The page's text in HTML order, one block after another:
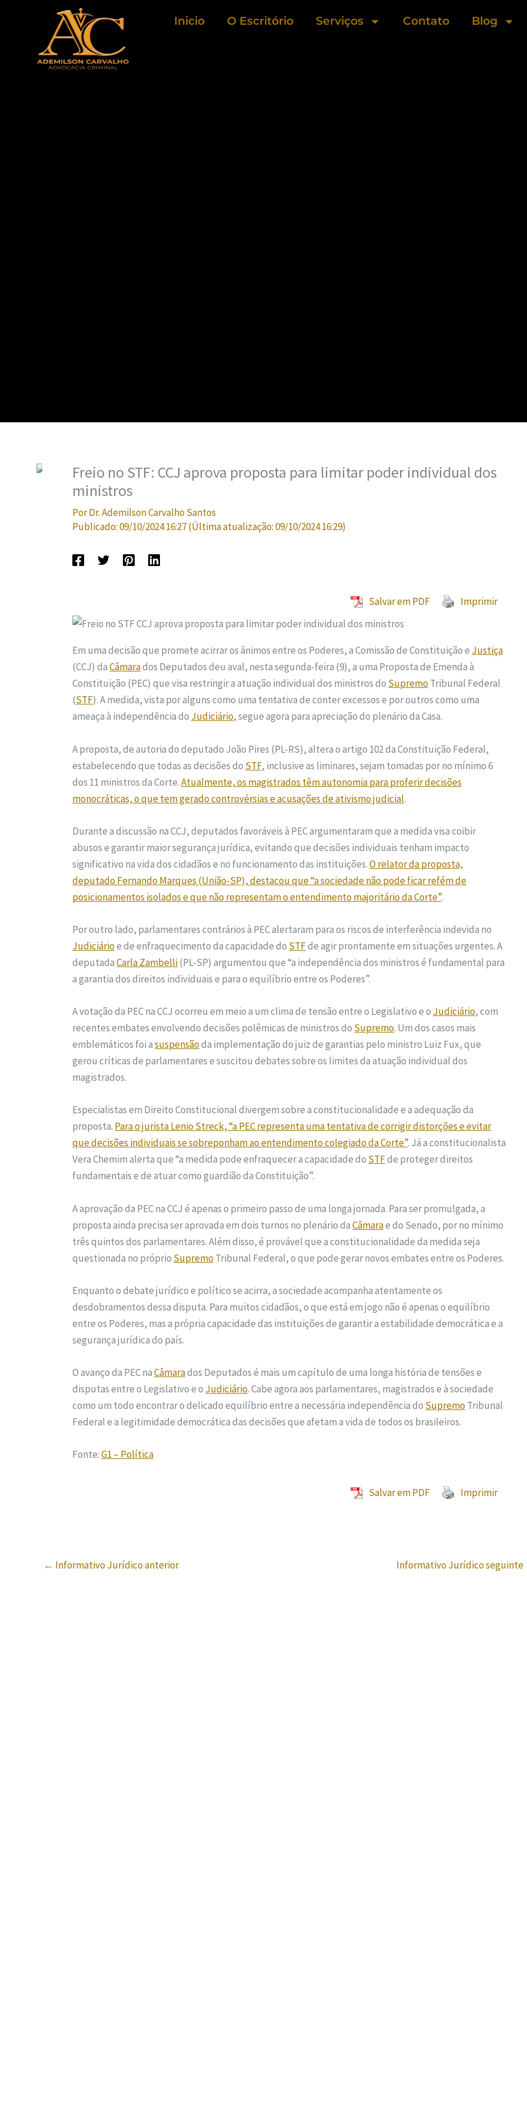
conteúdo
Inicio O Escritório Serviços Contato Blog
Freio no STF: CCJ aprova proposta para limitar poder individual dos
ministros
PorDr. Ademilson Carvalho Santos
Publicado:09/10/2024 16:27(Última atualização:09/10/2024 16:29)
Salvar em PDF Imprimir
Em uma decisão que promete acirrar os ânimos entre os Poderes, a Comissão de Constituição e Justiça
(CCJ) daCâmarados Deputados deu aval, nesta segunda-feira (9), a uma Proposta de Emenda à
Constituição (PEC) que visa restringir a atuação individual dos ministros do SupremoTribunal Federal
(STF). A medida, vista por alguns como uma tentativa de conter excessos e por outros como uma
ameaça à independência do Judiciário, segue agora para apreciação do plenário da Casa.
A proposta, de autoria do deputado João Pires (PL-RS), altera o artigo 102 da Constituição Federal,
estabelecendo que todas as decisões do STF, inclusive as liminares, sejam tomadas por no mínimo 6
dos 11 ministros da Corte.Atualmente, os magistrados têm autonomia para proferir decisões
monocráticas, o que tem gerado controvérsias e acusações de ativismo judicial.
Durante a discussão na CCJ, deputados favoráveis à PEC argumentaram que a medida visa coibir
abusos e garantir maior segurança jurídica, evitando que decisões individuais tenham impacto
significativo na vida dos cidadãos e no funcionamento das instituições.O relator da proposta,
deputado Fernando Marques (União-SP), destacou que “a sociedade não pode ficar refém de
posicionamentos isolados e que não representam o entendimento majoritário da Corte”.
Por outro lado, parlamentares contrários à PEC alertaram para os riscos de interferência indevida no
Judiciárioe de enfraquecimento da capacidade do STFde agir prontamente em situações urgentes. A
deputadaCarla Zambelli(PL-SP) argumentou que “a independência dos ministros é fundamental para
a garantia dos direitos individuais e para o equilíbrio entre os Poderes”.
A votação da PEC na CCJ ocorreu em meio a um clima de tensão entre o Legislativo e o Judiciário, com
recentes embates envolvendo decisões polêmicas de ministros do Supremo. Um dos casos mais
emblemáticos foi asuspensãoda implementação do juiz de garantias pelo ministro Luiz Fux, que
gerou críticas de parlamentares e suscitou debates sobre os limites da atuação individual dos
magistrados.
Especialistas em Direito Constitucional divergem sobre a constitucionalidade e a adequação da
proposta. Para o jurista Lenio Streck, “a PEC representa uma tentativa de corrigir distorções e evitar
que decisões individuais se sobreponham ao entendimento colegiado da Corte”. Já a constitucionalista
Vera Chemim alerta que “a medida pode enfraquecer a capacidade do STFde proteger direitos
fundamentais e de atuar como guardião da Constituição”.
A aprovação da PEC na CCJ é apenas o primeiro passo de uma longa jornada. Para ser promulgada, a
proposta ainda precisa ser aprovada em dois turnos no plenário daCâmarae do Senado, por no mínimo
três quintos dos parlamentares. Além disso, é provável que a constitucionalidade da medida seja
questionada no próprio SupremoTribunal Federal, o que pode gerar novos embates entre os Poderes.
Enquanto o debate jurídico e político se acirra, a sociedade acompanha atentamente os
desdobramentos dessa disputa. Para muitos cidadãos, o que está em jogo não é apenas o equilíbrio
entre os Poderes, mas a própria capacidade das instituições de garantir a estabilidade democrática e a
segurança jurídica do país.
O avanço da PEC naCâmarados Deputados é mais um capítulo de uma longa história de tensões e
disputas entre o Legislativo e o Judiciário. Cabe agora aos parlamentares, magistrados e à sociedade
como um todo encontrar o delicado equilíbrio entre a necessária independência do SupremoTribunal
Federal e a legitimidade democrática das decisões que afetam a vida de todos os brasileiros.
Fonte:G1 – Política
Salvar em PDF Imprimir
← Informativo Jurídico anterior Informativo Jurídico seguinte